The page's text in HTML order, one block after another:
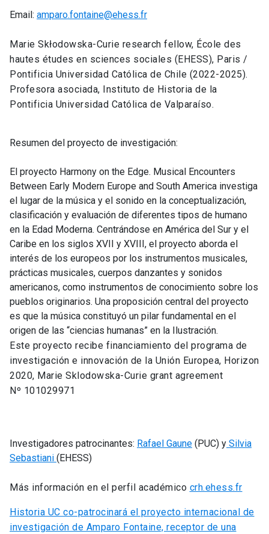
Email: amparo.fontaine@ehess.fr
Marie Skłodowska-Curie research fellow, École des
hautes études en sciences sociales (EHESS), Paris /
Pontificia Universidad Católica de Chile (2022-2025).
Profesora asociada, Instituto de Historia de la
Pontificia Universidad Católica de Valparaíso.
Resumen del proyecto de investigación:
El proyecto Harmony on the Edge. Musical Encounters
Between Early Modern Europe and South America investiga
el lugar de la música y el sonido en la conceptualización,
clasificación y evaluación de diferentes tipos de humano
en la Edad Moderna. Centrándose en América del Sur y el
Caribe en los siglos XVII y XVIII, el proyecto aborda el
interés de los europeos por los instrumentos musicales,
prácticas musicales, cuerpos danzantes y sonidos
americanos, como instrumentos de conocimiento sobre los
pueblos originarios. Una proposición central del proyecto
es que la música constituyó un pilar fundamental en el
origen de las “ciencias humanas” en la Ilustración.
Este proyecto recibe financiamiento del programa de
investigación e innovación de la Unión Europea, Horizon
2020, Marie Sklodowska-Curie grant agreement
Nº 101029971
Investigadores patrocinantes: Rafael Gaune (PUC) y Silvia
Sebastiani (EHESS)
Más información en el perfil académico crh.ehess.fr
Historia UC co-patrocinará el proyecto internacional de
investigación de Amparo Fontaine, receptor de una